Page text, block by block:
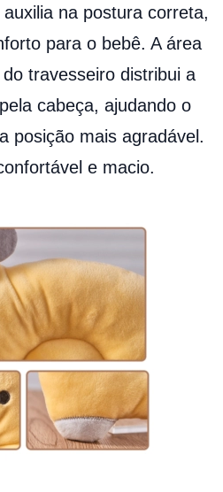
na postura correta,
para o bebê. A área
travesseiro distribui a
cabeça, ajudando o
posição mais agradável.
e macio.